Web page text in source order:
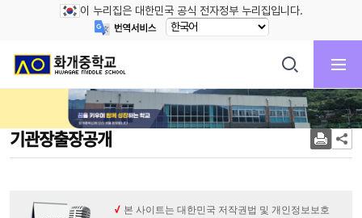
이 누리집은 대한민국 공식 전자정부 누리집입니다.
기관장출장공개
본 사이트는 대한민국 저작권법 및 개인정보보호